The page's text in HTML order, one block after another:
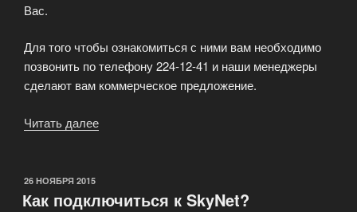
Вас.
Для того чтобы ознакомиться с ними вам необходимо
позвонить по телефону 224-12-41 и наши менеджеры
сделают вам коммерческое предложение.
Читать далее
Wi-
ОПУБЛИКОВАНО
26 НОЯБРЯ 2015
Как подключиться к SkyNet?